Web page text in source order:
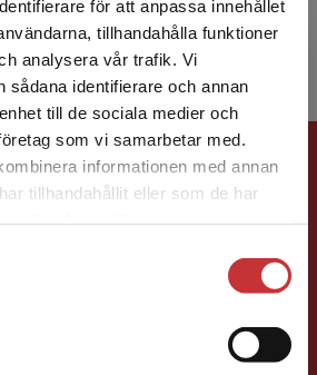
för att anpassa innehållet
tillhandahålla funktioner
analysera vår trafik. Vi
sådana identifierare och annan
till de sociala medier och
som vi samarbetar med.
informationen med annan
tillhandahållit eller som de har
fraktregion
du besöker
via en enhet utanför Sverige.
utanför Sverige. För
ett köp måste